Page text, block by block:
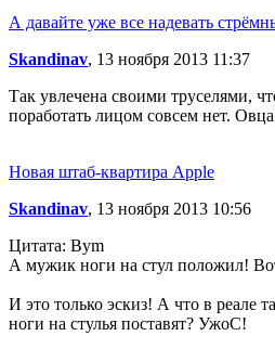
А давайте уже все надевать
Skandinav, 13 ноября 2013 11:37
Так увлечена своими труселями,
поработать лицом совсем нет.
Новая штаб-квартира Apple
Skandinav, 13 ноября 2013 10:56
Цитата: Bym
А мужик ноги на стул положил!
И это только эскиз! А что в реале
ноги на стулья поставят? УжоС!